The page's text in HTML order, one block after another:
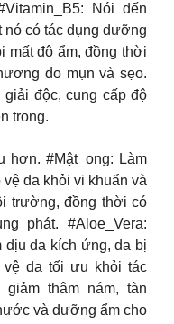
Nói đến
nó có tác dụng dưỡng
mất độ ẩm, đồng thời
do mụn và sẹo.
giải độc, cung cấp độ
trong.
hơn. #Mật_ong: Làm
da khỏi vi khuẩn và
trường, đồng thời có
phát. #Aloe_Vera:
dịu da kích ứng, da bị
da tối ưu khỏi tác
thâm nám, tàn
và dưỡng ẩm cho